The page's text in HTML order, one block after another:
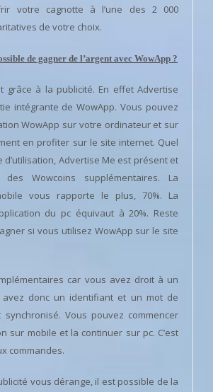
votre cagnotte à l’une des 2 000
de votre choix.
de gagner de l’argent avec WowApp ?
grâce à la publicité. En effet Advertise
intégrante de WowApp. Vous pouvez
WowApp sur votre ordinateur et sur
en profiter sur le site internet. Quel
d’utilisation, Advertise Me est présent et
Wowcoins supplémentaires. La
vous rapporte le plus, 70%. La
du pc équivaut à 20%. Reste
si vous utilisez WowApp sur le site
car vous avez droit à un
donc un identifiant et un mot de
synchronisé. Vous pouvez commencer
sur mobile et la continuer sur pc. C’est
commandes.
vous dérange, il est possible de la